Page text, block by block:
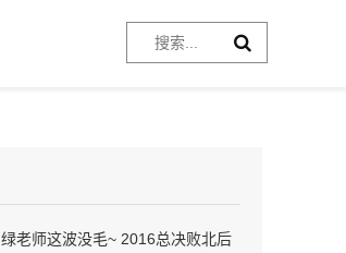
绿老师这波没毛~ 2016总决败北后